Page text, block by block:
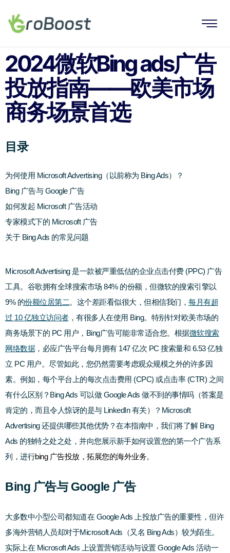
2024微软Bing ads广告
投放指南——欧美市场
商务场景首选
目录
为何使用 Microsoft Advertising（以前称为 Bing Ads）？
Bing 广告与 Google 广告
如何发起 Microsoft 广告活动
专家模式下的 Microsoft 广告
关于 Bing Ads 的常见问题
Microsoft Advertising 是一款被严重低估的企业点击付费 (PPC) 广告
工具。 谷歌拥有全球搜索市场 84% 的份额，但微软的搜索引擎以
9% 的份额位居第二。这个差距看似很大，但相信我们， 每月有超
过 10 亿独立访问者，有很多人在使用 Bing。 特别针对欧美市场的
商务场景下的 PC 用户，Bing广告可能非常适合您。根据微软搜索
网络数据，必应广告平台每月拥有 147 亿次 PC 搜索量和 6.53 亿独
立 PC 用户。 尽管如此，您仍然需要考虑观众规模之外的许多因
素。 例如，每个平台上的每次点击费用 (CPC) 或点击率 (CTR) 之间
有什么区别？Bing Ads 可以做 Google Ads 做不到的事情吗（答案是
肯定的，而且令人惊讶的是与 LinkedIn 有关）？Microsoft
Advertising 还提供哪些其他优势？在本指南中，我们将了解 Bing
Ads 的独特之处之处，并向您展示新手如何设置您的第一个广告系
列，进行bing 广告投放，拓展您的海外业务。
Bing 广告与 Google 广告
大多数中小型公司都知道在 Google Ads 上投放广告的重要性，但许
多海外营销人员却对于Microsoft Ads（又名 Bing Ads）较为陌生。
实际上在 Microsoft Ads 上设置营销活动与设置 Google Ads 活动一